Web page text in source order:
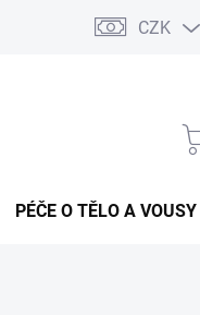
CZK
PÉČE O TĚLO A VOUSY